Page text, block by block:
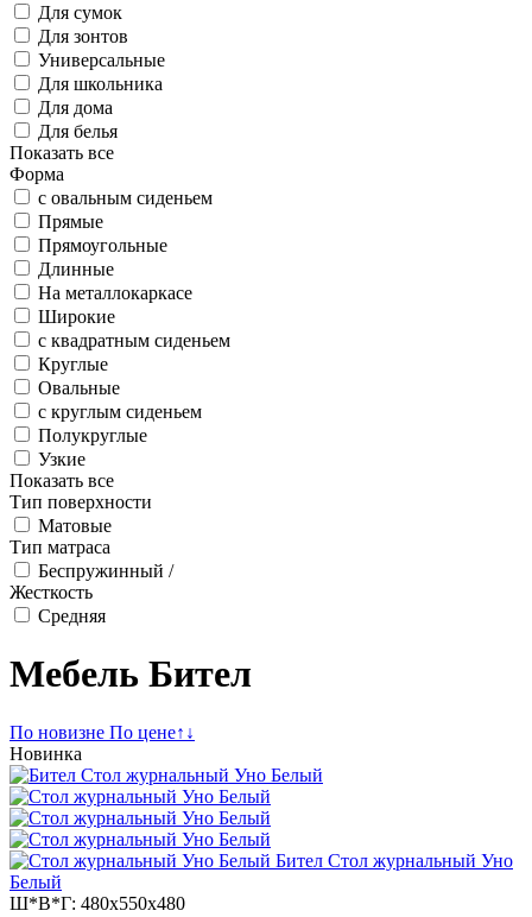
Для сумок
Для зонтов
Универсальные
Для школьника
Для дома
Для белья
Показать все
Форма
с овальным сиденьем
Прямые
Прямоугольные
Длинные
На металлокаркасе
Широкие
с квадратным сиденьем
Круглые
Овальные
с круглым сиденьем
Полукруглые
Узкие
Показать все
Тип поверхности
Матовые
Тип матраса
Беспружинный /
Жесткость
Средняя
Мебель Бител
По новизне По цене↑ ↓
Новинка
Бител Стол журнальный Уно
Белый
Ш*В*Г: 480x550x480